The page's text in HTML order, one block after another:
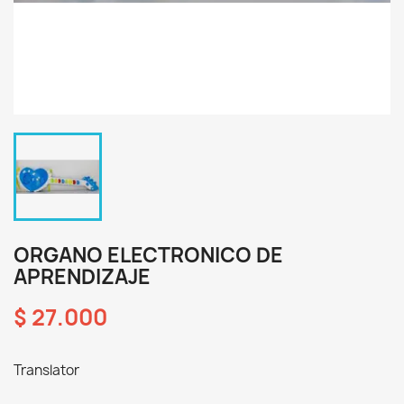
ORGANO ELECTRONICO DE
APRENDIZAJE
$ 27.000
Translator